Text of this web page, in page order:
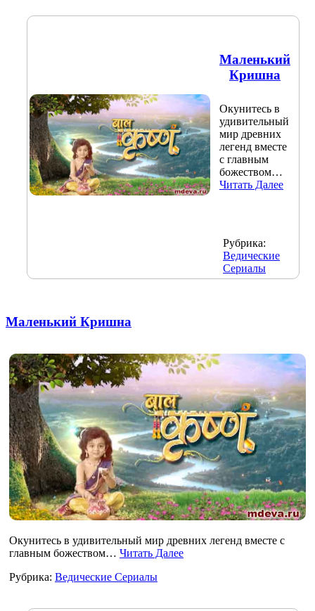
Маленький
Кришна
Окунитесь в
удивительный
мир древних
легенд вместе
с главным
божеством…
Читать Далее
Рубрика:
Ведические
Сериалы
Маленький Кришна
Окунитесь в удивительный мир древних легенд вместе с
главным божеством… Читать Далее
Рубрика: Ведические Сериалы